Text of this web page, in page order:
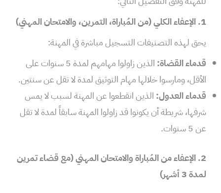
1. الإعفاء الكلي (من المُباراة، التمرين، والامتحان المهني)
يحق لهذه التصنيفات التسجيل مباشرة في المهنة:
قدماء القضاة:
الذين زاولوا مهامهم لمدة 5 سنوات على
الأقل، ومارسوا خلالها مهام التوثيق لمدة لا تقل عن سنتين.
قدماء العدول: الذين انقطعوا عن المهنة لسبب لا يمس
شرفها، شريطة أن يكونوا قد زاولوا المهنة سابقاً لمدة لا تقل
عن 5 سنوات.
2. الإعفاء من المُباراة والامتحان المهني (مع قضاء تمرين
لمدة 3 أشهر)